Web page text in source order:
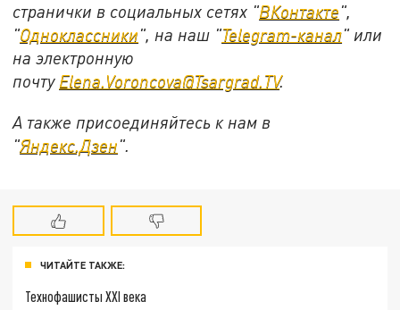
странички в социальных сетях "ВКонтакте",
"Одноклассники", на наш "Telegram-канал" или
на электронную
почту Elena.Voroncova@Tsargrad.TV.
А также присоединяйтесь к нам в
"Яндекс.Дзен".
ЧИТАЙТЕ ТАКЖЕ:
Технофашисты XXI века